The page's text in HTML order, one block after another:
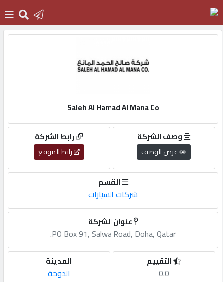
English
اعلانك
مطلوب
Saleh Al Hamad Al Mana Co
رابط الشركة
رابط الموقع
وصف الشركة
عرض الوصف
القسم
شركات السيارات
عنوان الشركة
PO Box 91, Salwa Road, Doha, Qatar.
المدينة
الدوحة
التقييم
0.0